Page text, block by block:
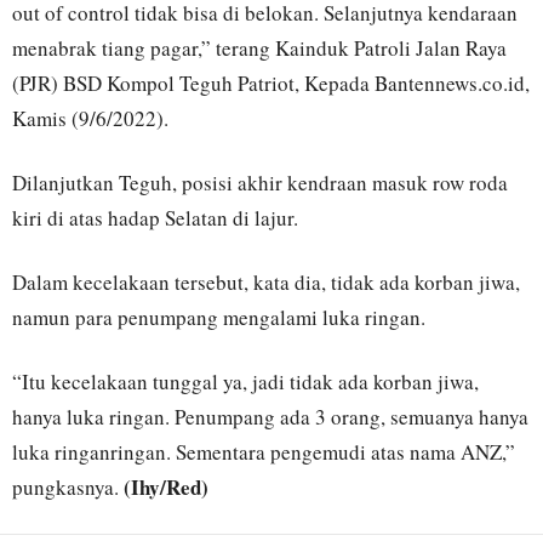
out of control tidak bisa di belokan. Selanjutnya kendaraan
menabrak tiang pagar,” terang Kainduk Patroli Jalan Raya
(PJR) BSD Kompol Teguh Patriot, Kepada Bantennews.co.id,
Kamis (9/6/2022).
Dilanjutkan Teguh, posisi akhir kendraan masuk row roda
kiri di atas hadap Selatan di lajur.
Dalam kecelakaan tersebut, kata dia, tidak ada korban jiwa,
namun para penumpang mengalami luka ringan.
“Itu kecelakaan tunggal ya, jadi tidak ada korban jiwa,
hanya luka ringan. Penumpang ada 3 orang, semuanya hanya
luka ringanringan. Sementara pengemudi atas nama ANZ,”
pungkasnya. (Ihy/Red)